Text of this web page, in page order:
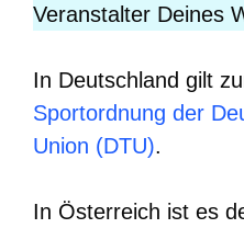
Veranstalter Deines
In Deutschland gilt
Sportordnung der
Union (DTU).
In Österreich ist es